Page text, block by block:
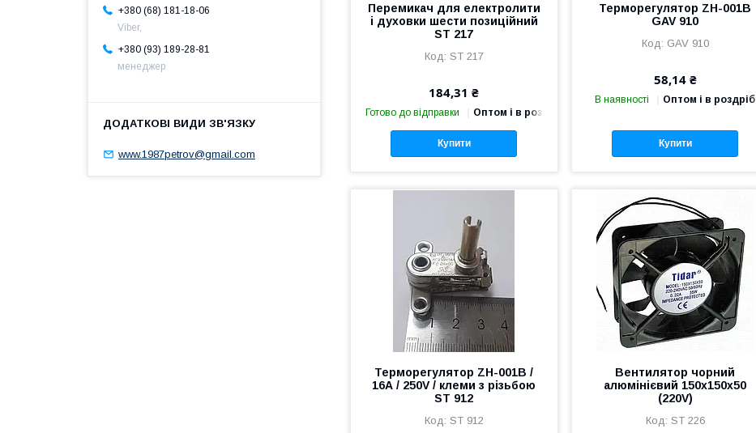
Перемикач для електролити
і духовки шести позиційний
ST 217
ST 217
184,31 ₴
Готово до відправки Оптом і в роздріб
Купити
Терморегулятор ZH-001B
GAV 910
GAV 910
58,14 ₴
В наявності Оптом і в роздріб
Купити
Терморегулятор ZH-001B /
16А / 250V / клеми з різьбою
ST 912
ST 912
Вентилятор чорний
алюмінієвий 150х150х50
(220V)
ST 226
+380 (68) 181-18-06
Viber,
+380 (93) 189-28-81
менеджер
www.1987petrov@gmail.com